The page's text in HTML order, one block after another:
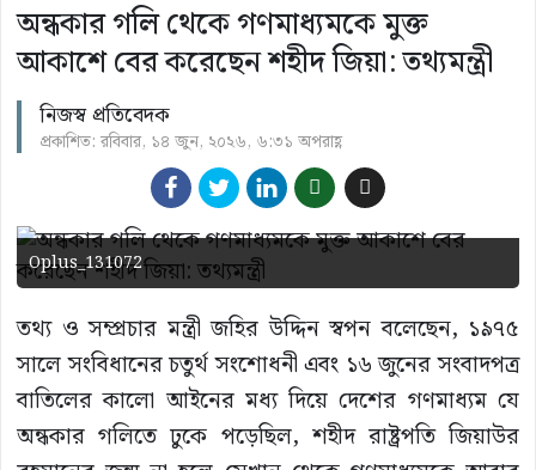
অন্ধকার গলি থেকে গণমাধ্যমকে মুক্ত
আকাশে বের করেছেন শহীদ জিয়া: তথ্যমন্ত্রী
নিজস্ব প্রতিবেদক
প্রকাশিত: রবিবার, ১৪ জুন, ২০২৬, ৬:৩১ অপরাহ্ণ
Oplus_131072
তথ্য ও সম্প্রচার মন্ত্রী জহির উদ্দিন স্বপন বলেছেন, ১৯৭৫
সালে সংবিধানের চতুর্থ সংশোধনী এবং ১৬ জুনের সংবাদপত্র
বাতিলের কালো আইনের মধ্য দিয়ে দেশের গণমাধ্যম যে
অন্ধকার গলিতে ঢুকে পড়েছিল, শহীদ রাষ্ট্রপতি জিয়াউর